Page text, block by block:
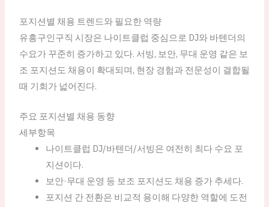
포지션별 채용 트렌드와 필요한 역량
유흥구인구직 시장은 나이트클럽 중심으로 DJ와 바텐더의
수요가 꾸준히 증가하고 있다. 서빙, 보안, 무대 운영 같은 보
조 포지션도 채용이 확대되며, 현장 경험과 전문성이 결합될
때 기회가 넓어진다.
주요 포지션별 채용 동향
세부항목
나이트클럽 DJ/바텐더/서빙은 여전히 최다 수요 포
지션이다.
보안·무대 운영 등 보조 포지션도 채용 증가 추세다.
포지션 간 전환은 비교적 용이해 다양한 역할에 도전